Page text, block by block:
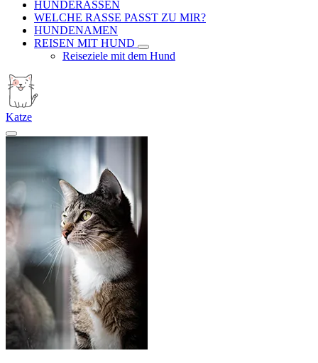
HUNDERASSEN
WELCHE RASSE PASST ZU MIR?
HUNDENAMEN
REISEN MIT HUND
Reiseziele mit dem Hund
Katze